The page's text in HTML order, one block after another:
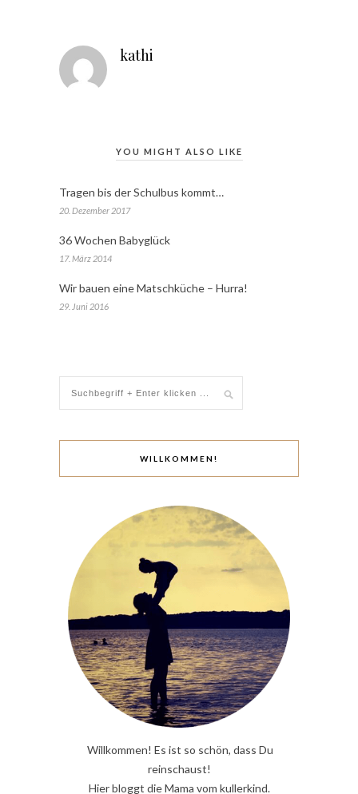
kathi
YOU MIGHT ALSO LIKE
Tragen bis der Schulbus kommt…
20. Dezember 2017
36 Wochen Babyglück
17. März 2014
Wir bauen eine Matschküche – Hurra!
29. Juni 2016
WILLKOMMEN!
Willkommen! Es ist so schön, dass Du
reinschaust!
Hier bloggt die Mama vom kullerkind.